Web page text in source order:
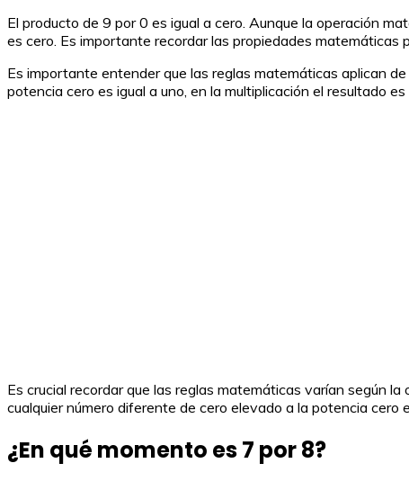
El producto de 9 por 0 es igual a cero. Aunque la operación
es cero. Es importante recordar las propiedades matemáticas
Es importante entender que las reglas matemáticas aplican
potencia cero es igual a uno, en la multiplicación el resultado
Es crucial recordar que las reglas matemáticas varían según
cualquier número diferente de cero elevado a la potencia
¿En qué momento es 7 por 8?